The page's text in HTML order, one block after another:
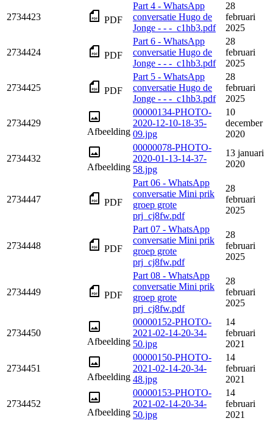
2734423 PDF
Part 4 - WhatsApp
conversatie Hugo de
Jonge - - -_c1hb3.pdf
28
februari
2025
2734424 PDF
Part 6 - WhatsApp
conversatie Hugo de
Jonge - - -_c1hb3.pdf
28
februari
2025
2734425 PDF
Part 5 - WhatsApp
conversatie Hugo de
Jonge - - -_c1hb3.pdf
28
februari
2025
2734429
Afbeelding
00000134-PHOTO-
2020-12-10-18-35-
09.jpg
10
december
2020
2734432
Afbeelding
00000078-PHOTO-
2020-01-13-14-37-
58.jpg
13 januari
2020
2734447 PDF
Part 06 - WhatsApp
conversatie Mini prik
groep grote
prj_cj8fw.pdf
28
februari
2025
2734448 PDF
Part 07 - WhatsApp
conversatie Mini prik
groep grote
prj_cj8fw.pdf
28
februari
2025
2734449 PDF
Part 08 - WhatsApp
conversatie Mini prik
groep grote
prj_cj8fw.pdf
28
februari
2025
2734450
Afbeelding
00000152-PHOTO-
2021-02-14-20-34-
50.jpg
14
februari
2021
2734451
Afbeelding
00000150-PHOTO-
2021-02-14-20-34-
48.jpg
14
februari
2021
2734452
Afbeelding
00000153-PHOTO-
2021-02-14-20-34-
50.jpg
14
februari
2021